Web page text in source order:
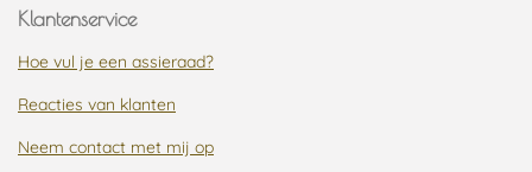
Klantenservice
Hoe vul je een assieraad?
Reacties van klanten
Neem contact met mij op